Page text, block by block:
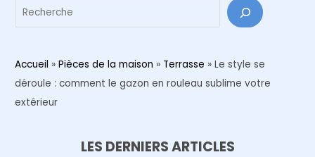
Accueil » Pièces de la maison » Terrasse » Le style se
déroule : comment le gazon en rouleau sublime votre
extérieur
LES DERNIERS ARTICLES